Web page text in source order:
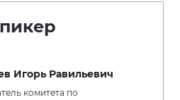
Игорь Равильевич
комитета по